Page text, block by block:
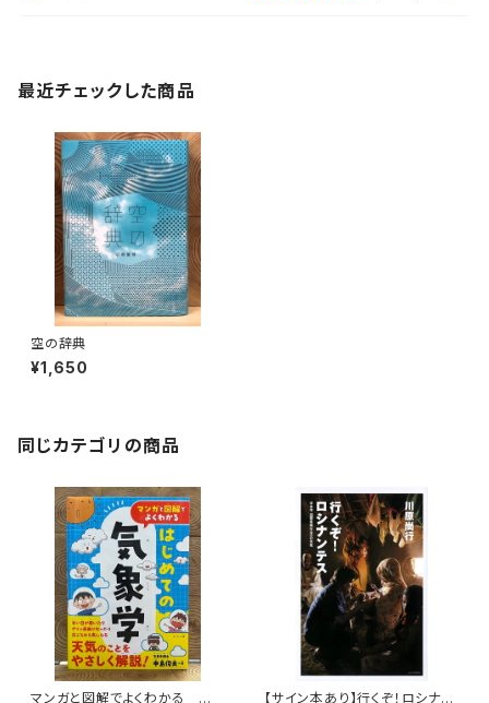
最近チェックした商品
空の辞典
¥1,650
同じカテゴリの商品
マンガと図解でよくわかる はじ 【サイン本あり】行くぞ！ロシナン